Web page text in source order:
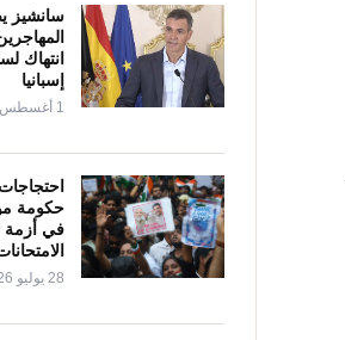
سانشيز
انتهاك
إسبانيا
1 أغسطس 2026
حكومة
في
28 يوليو 2026